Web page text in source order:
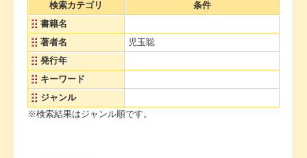
検索カテゴリ
条件
書籍名
著者名
児玉聡
発行年
キーワード
ジャンル
※検索結果はジャンル順です。